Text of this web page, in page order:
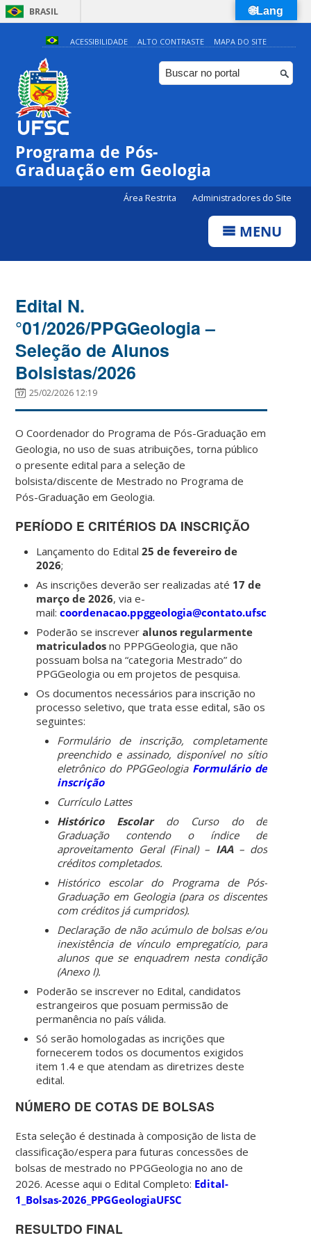
BRASIL
Simplifique!
Comunica BR
Participe
ACESSIBILIDADE ALTO CONTRASTE MAPA DO SITE
Programa de Pós-
Graduação em Geologia
Área Restrita Administradores do Site
MENU
Edital N.
°01/2026/PPGGeologia –
Seleção de Alunos
Bolsistas/2026
25/02/2026 12:19
O Coordenador do Programa de Pós-Graduação em
Geologia, no uso de suas atribuições, torna público
o presente edital para a seleção de
bolsista/discente de Mestrado no Programa de
Pós-Graduação em Geologia.
PERÍODO E CRITÉRIOS DA INSCRIÇÃO
Lançamento do Edital25 de fevereiro de
2026;
As inscrições deverão ser realizadas até 17 de
março de 2026, via e-
mail:coordenacao.ppggeologia@contato.ufsc.br
Poderão se inscreveralunos regularmente
matriculadosno PPPGGeologia, que não
possuam bolsa na “categoria Mestrado” do
PPGGeologia ou em projetos de pesquisa.
Os documentos necessários para inscrição no
processo seletivo, que trata esse edital, são os
seguintes:
Formulário de inscrição, completamente
preenchido e assinado, disponível no sítio
eletrônico do PPGGeologia Formulário de
inscrição
Currículo Lattes
Histórico Escolar
do Curso do de
Graduação contendo o índice de
aproveitamento Geral (Final) – IAA– dos
créditos completados.
Histórico escolar do Programa de Pós-
Graduação em Geologia (para os discentes
com créditos já cumpridos).
Declaração de não acúmulo de bolsas e/ou
inexistência de vínculo empregatício, para
alunos que se enquadrem nesta condição
(Anexo I).
Poderão se inscrever no Edital, candidatos
estrangeiros que posuam permissão de
permanência no país válida.
Só serão homologadas as incrições que
fornecerem todos os documentos exigidos
item 1.4 e que atendam as diretrizes deste
edital.
NÚMERO DE COTAS DE BOLSAS
Esta seleção é destinada à composição de lista de
classificação/espera para futuras concessões de
bolsas de mestrado no PPGGeologia no ano de
2026. Acesse aqui o Edital Completo: Edital-
1_Bolsas-2026_PPGGeologiaUFSC
RESULTDO FINAL
🌐Lang